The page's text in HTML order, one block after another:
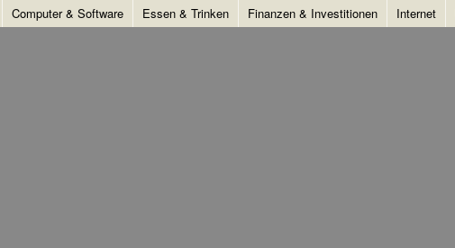
Computer & Software Essen & Trinken Finanzen & Investitionen Internet